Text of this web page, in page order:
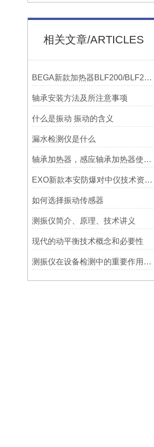
相关文章/ARTICLES
BEGA新款加热器BLF200/BLF201/BLF202参数选型表
轴承安装方法及所注意事项
什么是振动 振动的含义
漏水检测仪是什么
轴承加热器，感应轴承加热器使用常见问题总结！
EXO新款本安防爆对中仪技术资料简介——宁波利德仪器
如何选择振动传感器
测振仪简介、原理、技术讲义
现代的动平衡技术概念和必要性
测振仪在设备检测中的重要作用之简析